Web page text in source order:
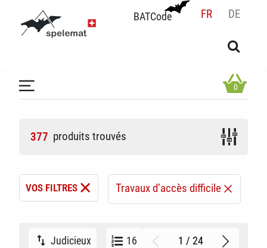
BATCode FR DE
BATCode
OK
0
377 produits trouvés
VOS FILTRES Travaux d’accès difficile
Judicieux 16 1 / 24